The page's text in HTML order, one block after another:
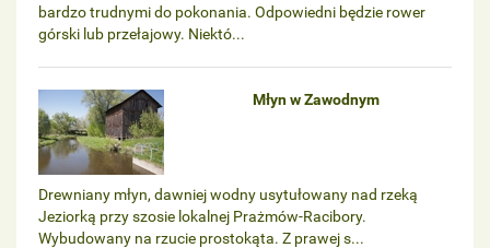
bardzo trudnymi do pokonania. Odpowiedni będzie rower
górski lub przełajowy. Niektó...
Młyn w Zawodnym
Drewniany młyn, dawniej wodny usytułowany nad rzeką
Jeziorką przy szosie lokalnej Prażmów-Racibory.
Wybudowany na rzucie prostokąta. Z prawej s...